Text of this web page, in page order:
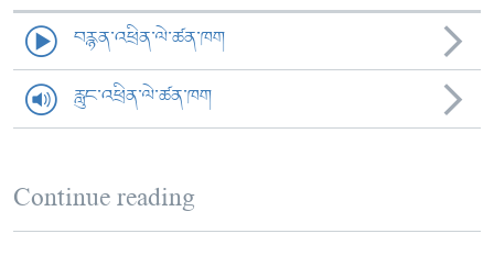
བརྙན་འཕྲིན་ལེ་ཚན་ཁག
རླུང་འཕྲིན་ལེ་ཚན་ཁག
Continue reading